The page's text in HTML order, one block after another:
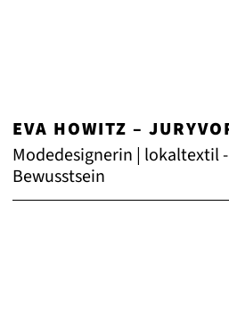
EVA HOWITZ –
Modedesignerin | lokaltextil
Bewusstsein